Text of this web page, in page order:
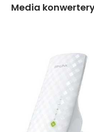
Media